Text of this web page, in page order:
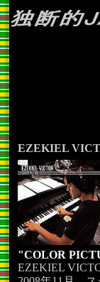
EZEKIEL
"COLOR
EZEKIEL